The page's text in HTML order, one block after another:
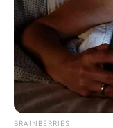
BRAINBERRIES